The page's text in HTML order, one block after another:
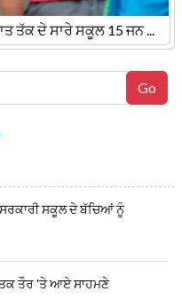
ਦੇ ਸਾਰੇ ਸਕੂਲ 15 ਜਨ ...
ਸਕੂਲ ਦੇ ਬੱਚਿਆਂ ਨੂੰ
ਤੌਰ 'ਤੇ ਆਏ ਸਾਹਮਣੇ